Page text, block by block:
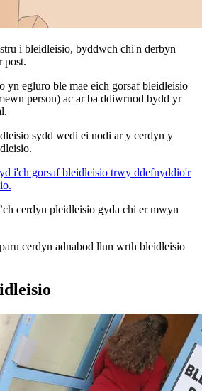
i bleidleisio, byddwch chi'n derbyn
post.
yn egluro ble mae eich gorsaf bleidleisio
person) ac ar ba ddiwrnod bydd yr
sydd wedi ei nodi ar y cerdyn y
i'ch gorsaf bleidleisio trwy ddefnyddio'r
cerdyn pleidleisio gyda chi er mwyn
cerdyn adnabod llun wrth bleidleisio